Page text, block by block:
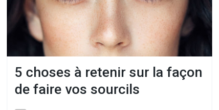
5 choses à retenir sur la façon
de faire vos sourcils